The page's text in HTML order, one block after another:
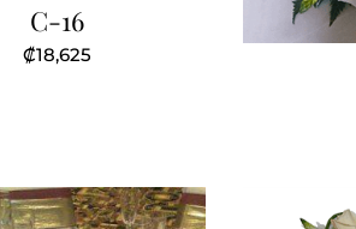
C-16
₡18,625